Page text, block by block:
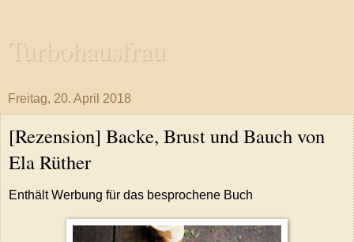
Turbohausfrau
Freitag, 20. April 2018
[Rezension] Backe, Brust und Bauch von
Ela Rüther
Enthält Werbung für das besprochene Buch